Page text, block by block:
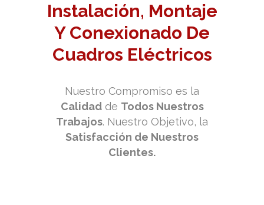
Instalación, Montaje
Y Conexionado De
Cuadros Eléctricos
Nuestro Compromiso es la
Calidadde Todos Nuestros
Trabajos. Nuestro Objetivo, la
Satisfacción de Nuestros
Clientes.